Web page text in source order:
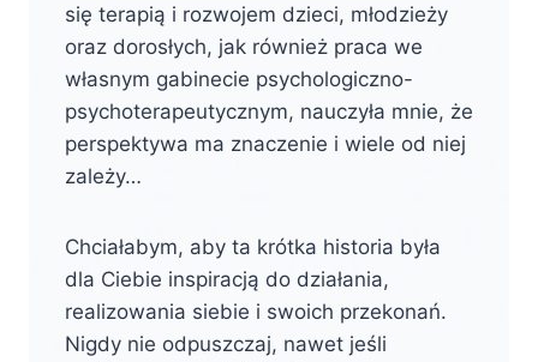
się terapią i rozwojem dzieci, młodzieży
oraz dorosłych, jak również praca we
własnym gabinecie psychologiczno-
psychoterapeutycznym, nauczyła mnie, że
perspektywa ma znaczenie i wiele od niej
zależy…
Chciałabym, aby ta krótka historia była
dla Ciebie inspiracją do działania,
realizowania siebie i swoich przekonań.
Nigdy nie odpuszczaj, nawet jeśli